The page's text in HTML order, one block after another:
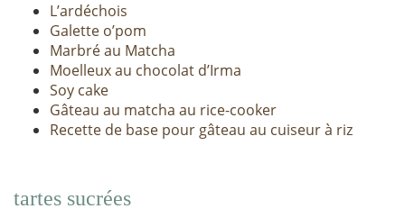
L’ardéchois
Galette o’pom
Marbré au Matcha
Moelleux au chocolat d’Irma
Soy cake
Gâteau au matcha au rice-cooker
Recette de base pour gâteau au cuiseur à riz
tartes sucrées